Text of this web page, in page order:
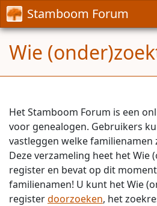
Stamboom Forum
Wie
Het Stamboom Forum is een
voor genealogen. Gebruikers
vastleggen welke familienamen
Deze verzameling heet het Wie
register en bevat op dit moment
familienamen! U kunt het Wie
registerdoorzoeken, het